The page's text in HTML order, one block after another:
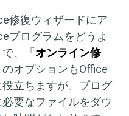
修復ウィザードにア
プログラムをどうよ
、「 オンライン修
オプションもOffice
立ちますが、プログ
要なファイルをダウ